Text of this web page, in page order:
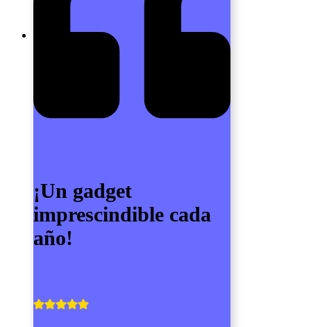
¡Un gadget
imprescindible cada
año!